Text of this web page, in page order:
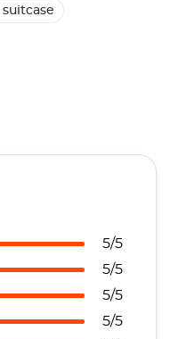
5/5
5/5
5/5
5/5